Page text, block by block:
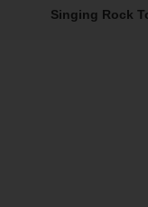
Singing Rock